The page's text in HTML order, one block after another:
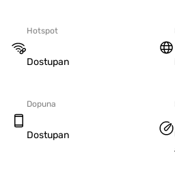
Hotspot
Dostupan
Dopuna
Dostupan